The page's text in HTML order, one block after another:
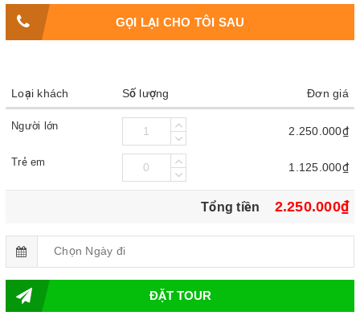
GỌI LẠI CHO TÔI SAU
Loại khách Số lượng Đơn giá
Người lớn 2.250.000₫
Trẻ em 1.125.000₫
Tổng tiền 2.250.000₫
ĐẶT TOUR